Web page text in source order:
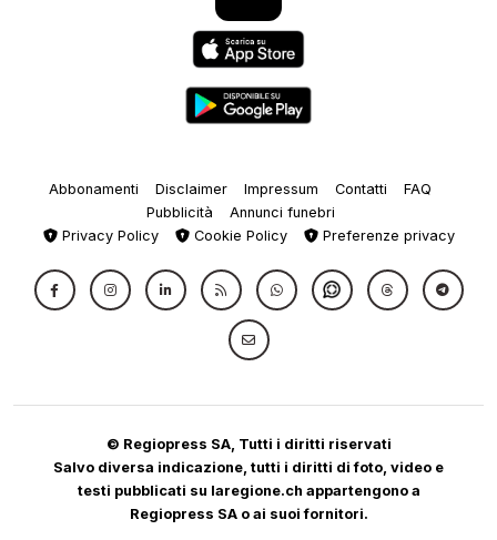
Abbonamenti Disclaimer Impressum Contatti
FAQ
Pubblicità
Annunci funebri
Privacy Policy
Cookie Policy Preferenze privacy
© Regiopress SA, Tutti i diritti riservati
Salvo diversa indicazione, tutti i diritti di foto, video e
testi pubblicati su laregione.ch appartengono a
Regiopress SA o ai suoi fornitori.